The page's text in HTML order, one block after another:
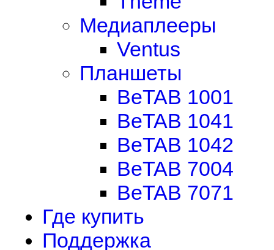
Медиаплееры
Ventus
Планшеты
BeTAB 1001
BeTAB 1041
BeTAB 1042
BeTAB 7004
BeTAB 7071
Где купить
Поддержка